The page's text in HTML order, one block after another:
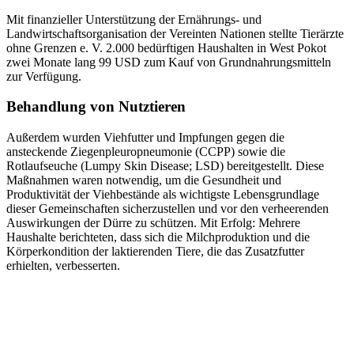
Mit finanzieller Unterstützung der Ernährungs- und
Landwirtschaftsorganisation der Vereinten Nationen stellte Tierärzte
ohne Grenzen e. V. 2.000 bedürftigen Haushalten in West Pokot
zwei Monate lang 99 USD zum Kauf von Grundnahrungsmitteln
zur Verfügung.
Behandlung von Nutztieren
Außerdem wurden Viehfutter und Impfungen gegen die
ansteckende Ziegenpleuropneumonie (CCPP) sowie die
Rotlaufseuche (Lumpy Skin Disease; LSD) bereitgestellt. Diese
Maßnahmen waren notwendig, um die Gesundheit und
Produktivität der Viehbestände als wichtigste Lebensgrundlage
dieser Gemeinschaften sicherzustellen und vor den verheerenden
Auswirkungen der Dürre zu schützen. Mit Erfolg: Mehrere
Haushalte berichteten, dass sich die Milchproduktion und die
Körperkondition der laktierenden Tiere, die das Zusatzfutter
erhielten, verbesserten.